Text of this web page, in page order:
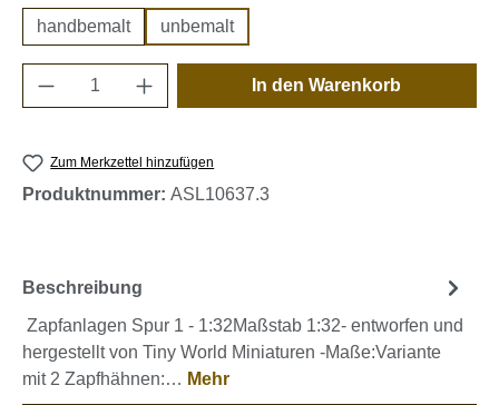
handbemalt unbemalt
Produkt Anzahl: Gib den gewünschten
In den Warenkorb
Zum Merkzettel hinzufügen
Produktnummer: ASL10637.3
Beschreibung
Zapfanlagen Spur 1 - 1:32Maßstab 1:32- entworfen und
hergestellt von Tiny World Miniaturen -Maße:Variante
mit 2 Zapfhähnen:… Mehr